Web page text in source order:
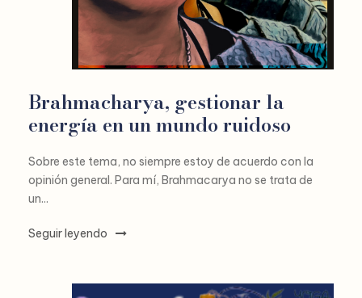
Brahmacharya, gestionar la
energía en un mundo ruidoso
Sobre este tema, no siempre estoy de acuerdo con la
opinión general. Para mí, Brahmacarya no se trata de
un...
Seguir leyendo